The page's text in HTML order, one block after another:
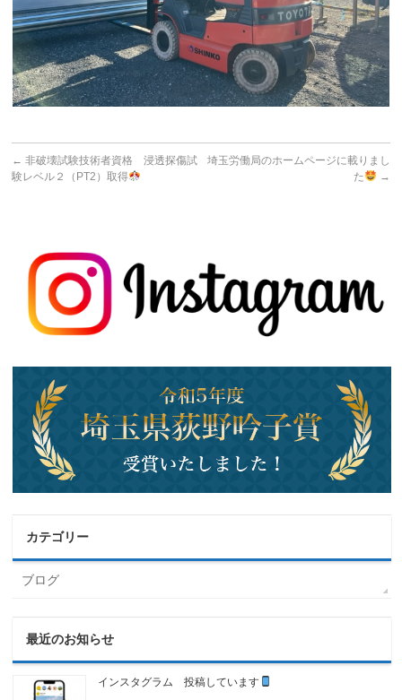
← 非破壊試験技術者資格 浸透探傷試
験レベル２（PT2）取得
埼玉労働局のホームページに載りまし
た
→
カテゴリー
ブログ
最近のお知らせ
インスタグラム 投稿しています